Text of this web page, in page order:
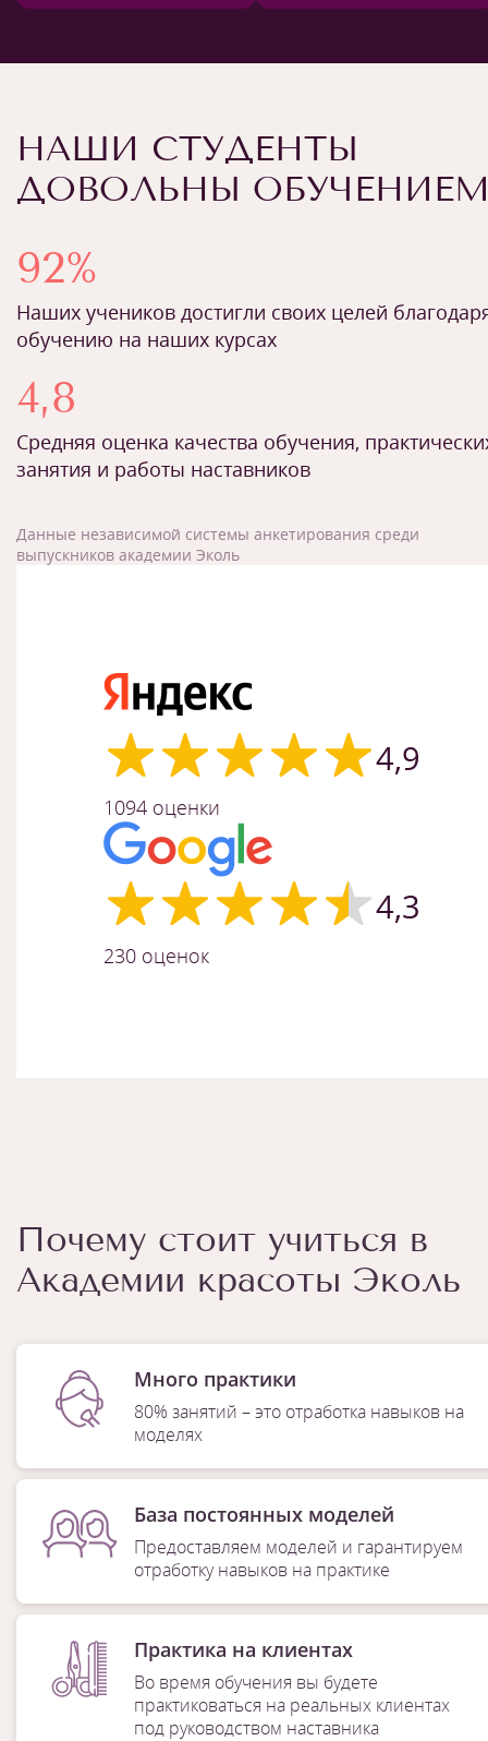
НАШИ СТУДЕНТЫ
ДОВОЛЬНЫ
92%
Наших учеников достигли своих целей
обучению на наших курсах
4,8
Средняя оценка качества обучения,
занятия и работы наставников
Данные независимой системы анкетирования среди
выпускников академии Эколь
4,9
1094 оценки
4,3
230 оценок
Почему стоит учиться в
Академии красоты Эколь
Много практики
80% занятий – это отработка навыков на
моделях
База постоянных моделей
Предоставляем моделей и гарантируем
отработку навыков на практике
Практика на клиентах
Во время обучения вы будете
практиковаться на реальных клиентах
под руководством наставника